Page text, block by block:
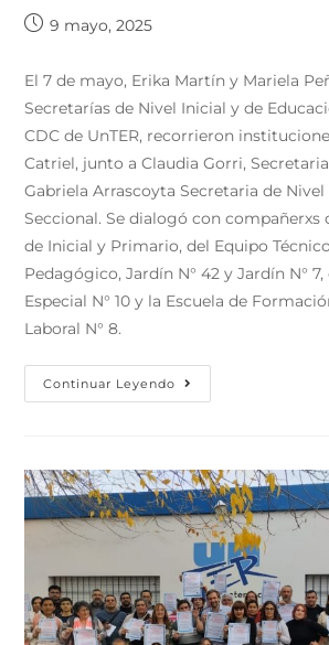
9 mayo, 2025
El 7 de mayo, Erika Martín y Mariela
Secretarías de Nivel Inicial y de
CDC de UnTER, recorrieron
Catriel, junto a Claudia Gorri,
Gabriela Arrascoyta Secretaria de
Seccional. Se dialogó con compañerxs
de Inicial y Primario, del Equipo
Pedagógico, Jardín N° 42 y Jardín N° 7,
Especial N° 10 y la Escuela de
Laboral N° 8.
Continuar Leyendo